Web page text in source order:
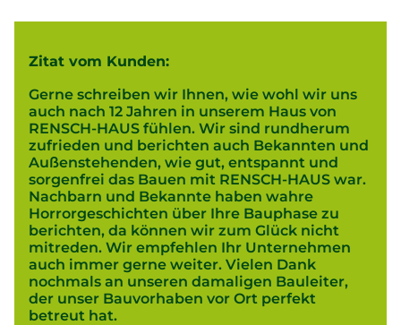
Zitat vom Kunden:
Gerne schreiben wir Ihnen, wie wohl wir uns
auch nach 12 Jahren in unserem Haus von
RENSCH-HAUS fühlen. Wir sind rundherum
zufrieden und berichten auch Bekannten und
Außenstehenden, wie gut, entspannt und
sorgenfrei das Bauen mit RENSCH-HAUS war.
Nachbarn und Bekannte haben wahre
Horrorgeschichten über Ihre Bauphase zu
berichten, da können wir zum Glück nicht
mitreden. Wir empfehlen Ihr Unternehmen
auch immer gerne weiter. Vielen Dank
nochmals an unseren damaligen Bauleiter,
der unser Bauvorhaben vor Ort perfekt
betreut hat.